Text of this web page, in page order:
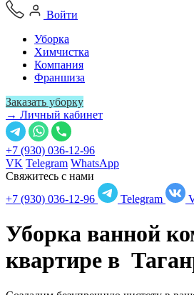
Войти
Уборка
Химчистка
Компания
Франшиза
Заказать уборку
→ Личный кабинет
+7 (930) 036-12-96
VK Telegram WhatsApp
Свяжитесь с нами
+7 (930) 036-12-96
Telegram
Уборка ванной
квартире в